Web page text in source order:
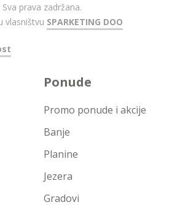
prava zadržana.
vlasništvu SPARKETING DOO
Ponude
Promo ponude i akcije
Banje
Planine
Jezera
Gradovi